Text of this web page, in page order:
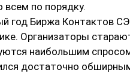
всем по порядку.
год Биржа Контактов
Организаторы
наибольшим
достаточно